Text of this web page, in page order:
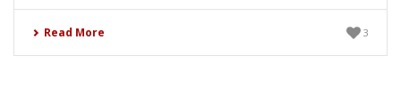
Read More 3